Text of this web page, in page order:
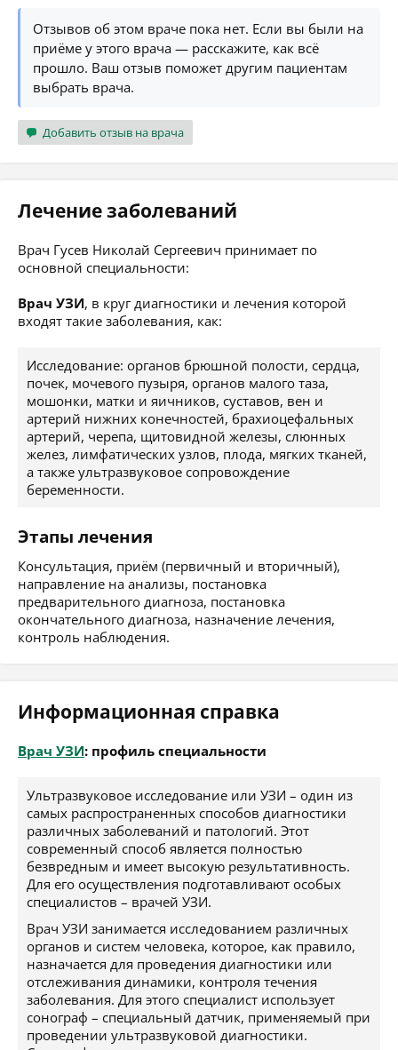
Отзывов об этом враче пока нет. Если вы были на
приёме у этого врача — расскажите, как всё
прошло. Ваш отзыв поможет другим пациентам
выбрать врача.
Добавить отзыв на врача
Лечение заболеваний
Врач Гусев Николай Сергеевич принимает по
основной специальности:
Врач УЗИ, в круг диагностики и лечения которой
входят такие заболевания, как:
Исследование: органов брюшной полости, сердца,
почек, мочевого пузыря, органов малого таза,
мошонки, матки и яичников, суставов, вен и
артерий нижних конечностей, брахиоцефальных
артерий, черепа, щитовидной железы, слюнных
желез, лимфатических узлов, плода, мягких тканей,
а также ультразвуковое сопровождение
беременности.
Этапы лечения
Консультация, приём (первичный и вторичный),
направление на анализы, постановка
предварительного диагноза, постановка
окончательного диагноза, назначение лечения,
контроль наблюдения.
Информационная справка
Врач УЗИ: профиль специальности
Ультразвуковое исследование или УЗИ – один из
самых распространенных способов диагностики
различных заболеваний и патологий. Этот
современный способ является полностью
безвредным и имеет высокую результативность.
Для его осуществления подготавливают особых
специалистов – врачей УЗИ.
Врач УЗИ занимается исследованием различных
органов и систем человека, которое, как правило,
назначается для проведения диагностики или
отслеживания динамики, контроля течения
заболевания. Для этого специалист использует
сонограф – специальный датчик, применяемый при
проведении ультразвуковой диагностики.